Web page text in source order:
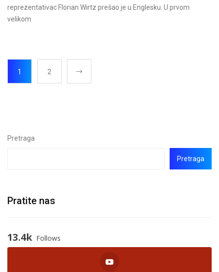
reprezentativac Florian Wirtz prešao je u Englesku. U prvom
velikom
1 2
Pretraga
Pretraga
Pratite nas
13.4k Follows